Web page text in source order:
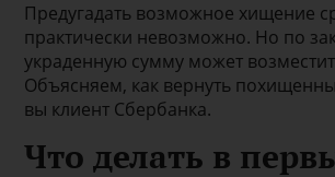
Предугадать возможное хищение
практически невозможно. Но по
украденную сумму может
Объясняем, как вернуть
вы клиент Сбербанка.
Что делать в